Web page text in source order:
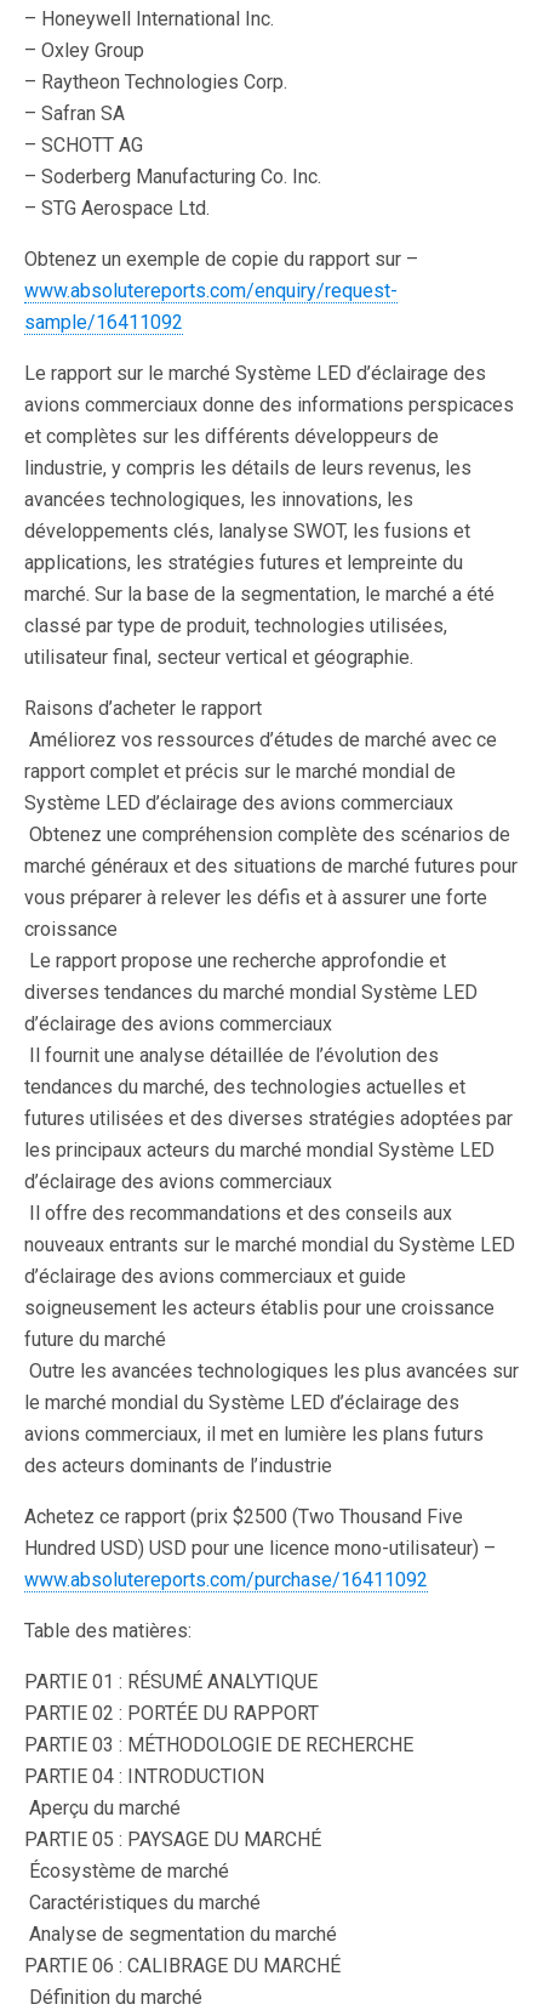
– Honeywell International Inc.
– Oxley Group
– Raytheon Technologies Corp.
– Safran SA
– SCHOTT AG
– Soderberg Manufacturing Co. Inc.
– STG Aerospace Ltd.
Obtenez un exemple de copie du rapport sur –
www.absolutereports.com/enquiry/request-
sample/16411092
Le rapport sur le marché Système LED d’éclairage des
avions commerciaux donne des informations perspicaces
et complètes sur les différents développeurs de
lindustrie, y compris les détails de leurs revenus, les
avancées technologiques, les innovations, les
développements clés, lanalyse SWOT, les fusions et
applications, les stratégies futures et lempreinte du
marché. Sur la base de la segmentation, le marché a été
classé par type de produit, technologies utilisées,
utilisateur final, secteur vertical et géographie.
Raisons d’acheter le rapport
 Améliorez vos ressources d’études de marché avec ce
rapport complet et précis sur le marché mondial de
Système LED d’éclairage des avions commerciaux
 Obtenez une compréhension complète des scénarios de
marché généraux et des situations de marché futures pour
vous préparer à relever les défis et à assurer une forte
croissance
 Le rapport propose une recherche approfondie et
diverses tendances du marché mondial Système LED
d’éclairage des avions commerciaux
 Il fournit une analyse détaillée de l’évolution des
tendances du marché, des technologies actuelles et
futures utilisées et des diverses stratégies adoptées par
les principaux acteurs du marché mondial Système LED
d’éclairage des avions commerciaux
 Il offre des recommandations et des conseils aux
nouveaux entrants sur le marché mondial du Système LED
d’éclairage des avions commerciaux et guide
soigneusement les acteurs établis pour une croissance
future du marché
 Outre les avancées technologiques les plus avancées sur
le marché mondial du Système LED d’éclairage des
avions commerciaux, il met en lumière les plans futurs
des acteurs dominants de l’industrie
Achetez ce rapport (prix $2500 (Two Thousand Five
Hundred USD) USD pour une licence mono-utilisateur) –
www.absolutereports.com/purchase/16411092
Table des matières:
PARTIE 01 : RÉSUMÉ ANALYTIQUE
PARTIE 02 : PORTÉE DU RAPPORT
PARTIE 03 : MÉTHODOLOGIE DE RECHERCHE
PARTIE 04 : INTRODUCTION
 Aperçu du marché
PARTIE 05 : PAYSAGE DU MARCHÉ
 Écosystème de marché
 Caractéristiques du marché
 Analyse de segmentation du marché
PARTIE 06 : CALIBRAGE DU MARCHÉ
 Définition du marché